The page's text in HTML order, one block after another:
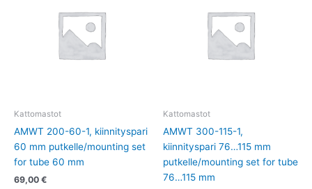
Kattomastot
AMWT 200-60-1, kiinnityspari
60 mm putkelle/mounting set
for tube 60 mm
69,00 €
Kattomastot
AMWT 300-115-1,
kiinnityspari 76…115 mm
putkelle/mounting set for tube
76…115 mm